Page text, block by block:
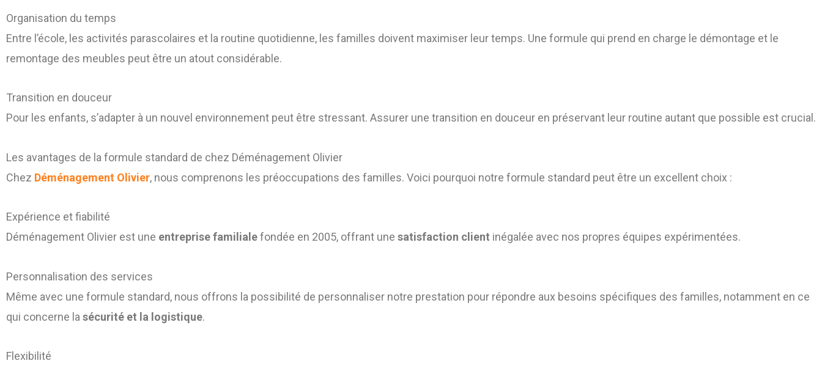
Organisation du temps
Entre l’école, les activités parascolaires et la routine quotidienne, les familles doivent maximiser leur temps. Une formule qui prend en charge le démontage et le
remontage des meubles peut être un atout considérable.
Transition en douceur
Pour les enfants, s’adapter à un nouvel environnement peut être stressant. Assurer une transition en douceur en préservant leur routine autant que possible est crucial.
Les avantages de la formule standard de chez Déménagement Olivier
Chez Déménagement Olivier, nous comprenons les préoccupations des familles. Voici pourquoi notre formule standard peut être un excellent choix :
Expérience et fiabilité
Déménagement Olivier est une entreprise familialefondée en 2005, offrant une satisfaction client inégalée avec nos propres équipes expérimentées.
Personnalisation des services
Même avec une formule standard, nous offrons la possibilité de personnaliser notre prestation pour répondre aux besoins spécifiques des familles, notamment en ce
qui concerne la sécurité et la logistique.
Flexibilité